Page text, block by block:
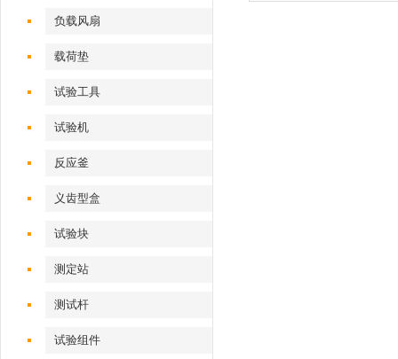
负载风扇
载荷垫
试验工具
试验机‌
反应釜
义齿型盒
试验块
测定站‌
测试杆
试验组件